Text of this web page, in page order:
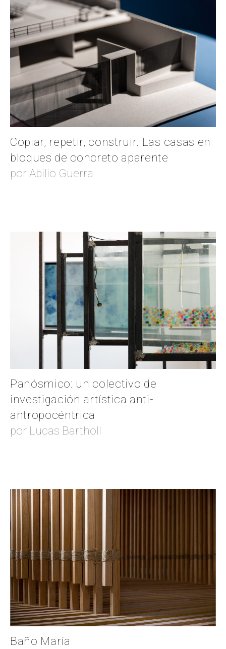
Copiar, repetir, construir. Las casas en
bloques de concreto aparente
por Abilio Guerra
Panósmico: un colectivo de
investigación artística anti-
antropocéntrica
por Lucas Bartholl
Baño María